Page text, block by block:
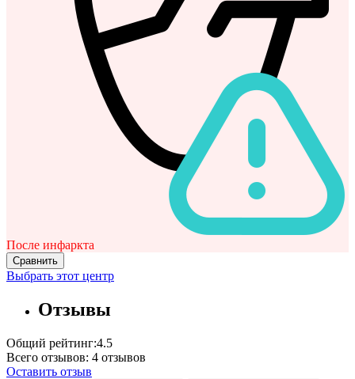
После инфаркта
Сравнить
Выбрать этот центр
Отзывы
Общий рейтинг:4.5
Всего отзывов: 4 отзывов
Оставить отзыв